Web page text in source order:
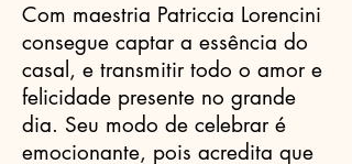
Com maestria Patriccia Lorencini
consegue captar a essência do
casal, e transmitir todo o amor e
felicidade presente no grande
dia. Seu modo de celebrar é
emocionante, pois acredita que